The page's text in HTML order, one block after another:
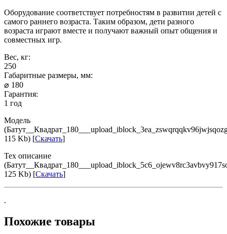
Оборудование соответствует потребностям в развитии детей с
самого раннего возраста. Таким образом, дети разного
возраста играют вместе и получают важный опыт общения и
совместных игр.
Вес, кг:
250
Габаритные размеры, мм:
⌀ 180
Гарантия:
1 год
Модель
115 Kb) [Скачать]
Тех описание
125 Kb) [Скачать]
.
Похожие товары